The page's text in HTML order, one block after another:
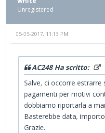
Unregistered
05-05-2017, 11:13 PM
AC248 Ha scritto:
Salve, ci occorre estrarre
pagamenti per motivi
dobbiamo riportarla a
Basterebbe data,
Grazie.